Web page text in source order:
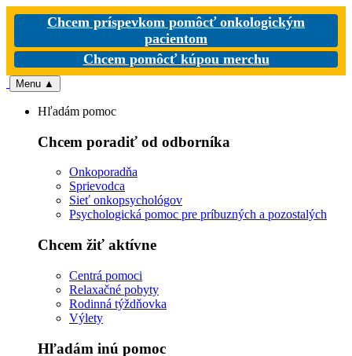
Chcem príspevkom pomôcť onkologickým
pacientom
Chcem pomôcť kúpou merchu
Menu ▲
Hľadám pomoc
Chcem poradiť od odborníka
Onkoporadňa
Sprievodca
Sieť onkopsychológov
Psychologická pomoc pre príbuzných a pozostalých
Chcem žiť aktívne
Centrá pomoci
Relaxačné pobyty
Rodinná týždňovka
Výlety
Hľadám inú pomoc